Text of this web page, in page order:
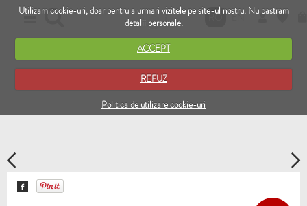
Utilizam cookie-uri, doar pentru a urmari vizitele pe site-ul nostru. Nu pastram
detalii personale.
ACCEPT
REFUZ
Politica de utilizare cookie-uri
RO EN